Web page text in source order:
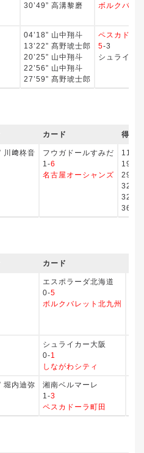
30’49” 高溝黎磨
ボルクバレ
04’18” 山中翔斗
13’22” 髙野琥士郎
20’25” 山中翔斗
22’56” 山中翔斗
27’59” 髙野琥士郎
ペスカドー
5-3
シュライカ
カード 得点
川﨑柊音
フウガドールすみだ
1-6
名古屋オーシャンズ
カード
エスポラーダ北海道
0-5
ボルクバレット北九州
シュライカー大阪
0-1
しながわシティ
堀内迪弥
湘南ベルマーレ
1-3
ペスカドーラ町田